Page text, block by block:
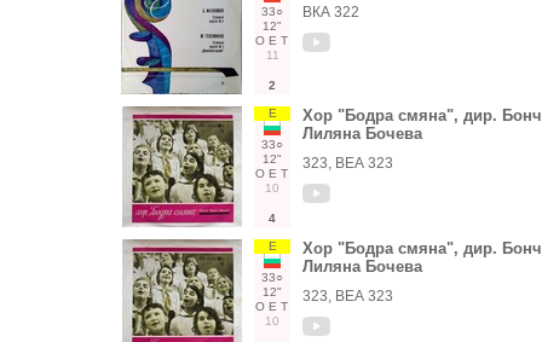
33○
12"
О Е Т
11
2
ВКА 322
Е
33○
12"
О Е Т
10
4
Хор "Бодра смяна", дир.
Лиляна Бочева
323, ВЕА 323
Е
33○
12"
О Е Т
10
Хор "Бодра смяна", дир.
Лиляна Бочева
323, ВЕА 323